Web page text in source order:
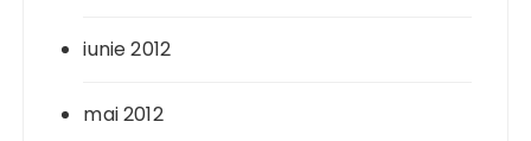
iunie 2012
mai 2012